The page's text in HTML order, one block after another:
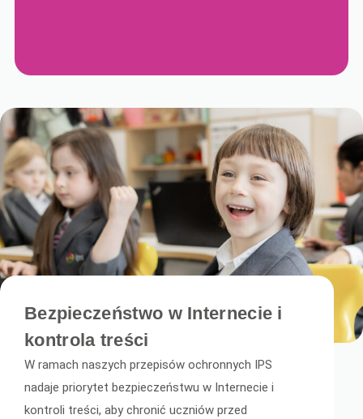
Bezpieczeństwo w Internecie i
kontrola treści
W ramach naszych przepisów ochronnych IPS
nadaje priorytet bezpieczeństwu w Internecie i
kontroli treści, aby chronić uczniów przed